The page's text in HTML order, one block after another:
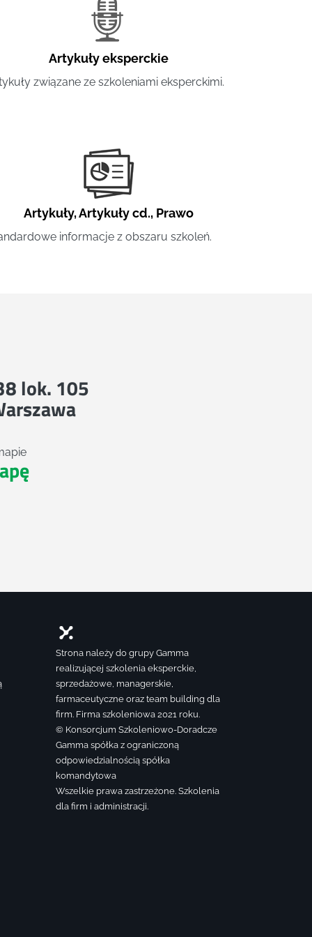
Artykuły eksperckie
związane ze szkoleniami eksperckimi.
Artykuły,Artykuły cd., Prawo
informacje z obszaru szkoleń.
lok. 105
Strona należy do grupy Gamma
realizującej szkolenia eksperckie,
sprzedażowe, managerskie,
farmaceutyczne oraz team building dla
firm. Firma szkoleniowa 2021 roku.
© Konsorcjum Szkoleniowo-Doradcze
Gamma spółka z ograniczoną
odpowiedzialnością spółka
komandytowa
Wszelkie prawa zastrzeżone. Szkolenia
dla firm i administracji.